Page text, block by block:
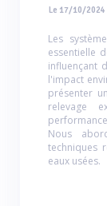
Le 17/10/2024
Les
essentielle
influençant
l'impact
présenter
relevage
Nous
techniques
eaux usées.